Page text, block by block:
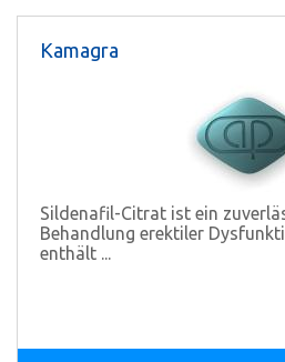
Kamagra
Sildenafil-Citrat ist ein
Behandlung erektiler
enthält ...